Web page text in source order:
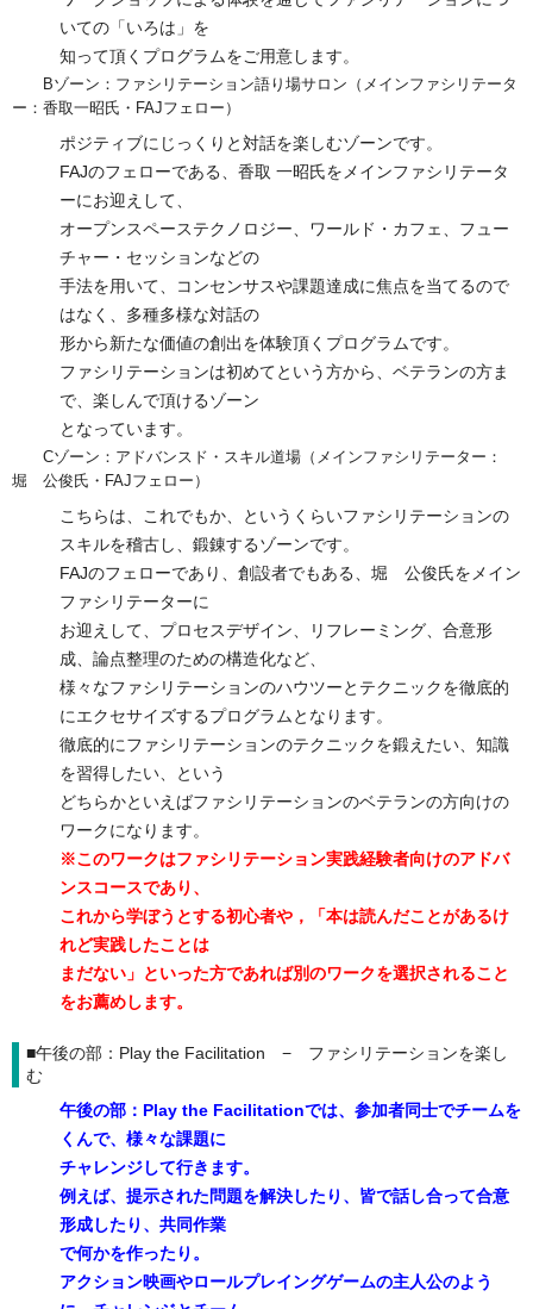
いての「いろは」を
知って頂くプログラムをご用意します。
Bゾーン：ファシリテーション語り場サロン（メインファシリテータ
ー：香取一昭氏・FAJフェロー）
ポジティブにじっくりと対話を楽しむゾーンです。
FAJのフェローである、香取 一昭氏をメインファシリテータ
ーにお迎えして、
オープンスペーステクノロジー、ワールド・カフェ、フュー
チャー・セッションなどの
手法を用いて、コンセンサスや課題達成に焦点を当てるので
はなく、多種多様な対話の
形から新たな価値の創出を体験頂くプログラムです。
ファシリテーションは初めてという方から、ベテランの方ま
で、楽しんで頂けるゾーン
となっています。
Cゾーン：アドバンスド・スキル道場（メインファシリテーター：
堀 公俊氏・FAJフェロー）
こちらは、これでもか、というくらいファシリテーションの
スキルを稽古し、鍛錬するゾーンです。
FAJのフェローであり、創設者でもある、堀 公俊氏をメイン
ファシリテーターに
お迎えして、プロセスデザイン、リフレーミング、合意形
成、論点整理のための構造化など、
様々なファシリテーションのハウツーとテクニックを徹底的
にエクセサイズするプログラムとなります。
徹底的にファシリテーションのテクニックを鍛えたい、知識
を習得したい、という
どちらかといえばファシリテーションのベテランの方向けの
ワークになります。
※このワークはファシリテーション実践経験者向けのアドバ
ンスコースであり、
これから学ぼうとする初心者や，「本は読んだことがあるけ
れど実践したことは
まだない」といった方であれば別のワークを選択されること
をお薦めします。
■午後の部：Play the Facilitation − ファシリテーションを楽し
む
午後の部：Play the Facilitationでは、参加者同士でチームを
くんで、様々な課題に
チャレンジして行きます。
例えば、提示された問題を解決したり、皆で話し合って合意
形成したり、共同作業
で何かを作ったり。
アクション映画やロールプレイングゲームの主人公のよう